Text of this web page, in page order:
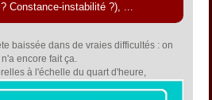
Constance-instabilité ?), ...
baissée dans de vraies difficultés : on
encore fait ça.
à l'échelle du quart d'heure,